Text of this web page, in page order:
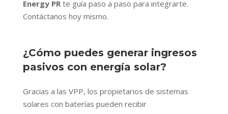
Energy PR te guía paso a paso para integrarte.
Contáctanos hoy mismo.
¿Cómo puedes generar ingresos
pasivos con energía solar?
Gracias a las VPP, los propietarios de sistemas
solares con baterías pueden recibir